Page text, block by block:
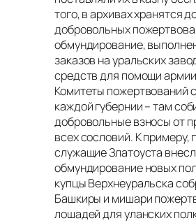
того, в архивах хранятся
добровольных
обмундирование,
заказов на уральских
средств для помощи
Комитеты пожертвований
каждой губернии – там
добровольные взносы от
всех сословий. К примеру,
служащие Златоуста
обмундирование новых
купцы Верхнеуральска
Башкиры и мишари
лошадей для уланских